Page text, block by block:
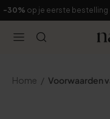
-30% op je eerste
Home Voorwaarden